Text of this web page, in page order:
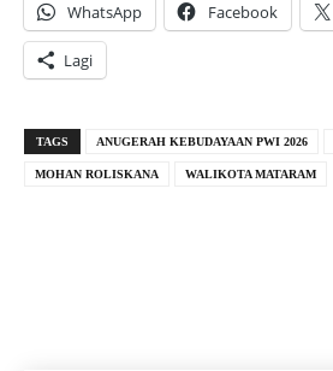
WhatsApp Facebook
Lagi
TAGS ANUGERAH KEBUDAYAAN PWI 2026
MOHAN ROLISKANA WALIKOTA MATARAM